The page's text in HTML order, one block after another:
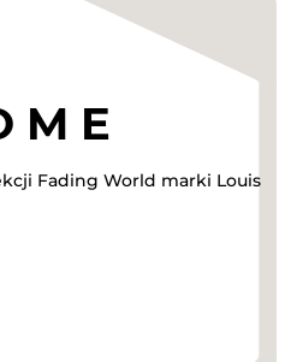
Fading World marki Louis